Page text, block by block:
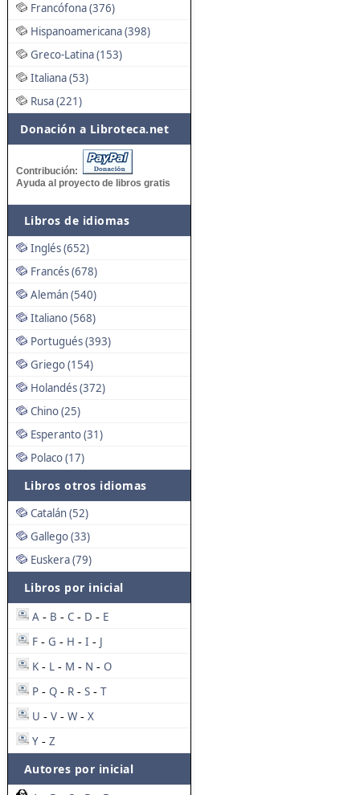
Francófona (376)
Hispanoamericana (398)
Greco-Latina (153)
Italiana (53)
Rusa (221)
Donación a Libroteca.net
Contribución:
Ayuda al proyecto de libros gratis
Libros de idiomas
Inglés (652)
Francés (678)
Alemán (540)
Italiano (568)
Portugués (393)
Griego (154)
Holandés (372)
Chino (25)
Esperanto (31)
Polaco (17)
Libros otros idiomas
Catalán (52)
Gallego (33)
Euskera (79)
Libros por inicial
A - B - C - D - E
F - G - H - I - J
K - L - M - N - O
P - Q - R - S - T
U - V - W - X
Y - Z
Autores por inicial